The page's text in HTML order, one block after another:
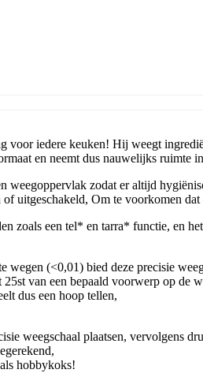
voor iedere keuken! Hij weegt
en neemt dus nauwelijks ruimte
weegoppervlak zodat er altijd
Om te voorkomen
zoals een tel* en tarra* functie, en
(<0,01) bied deze precisie
van een bepaald voorwerp op de
dus een hoop tellen,
weegschaal plaatsen, vervolgens
hobbykoks!